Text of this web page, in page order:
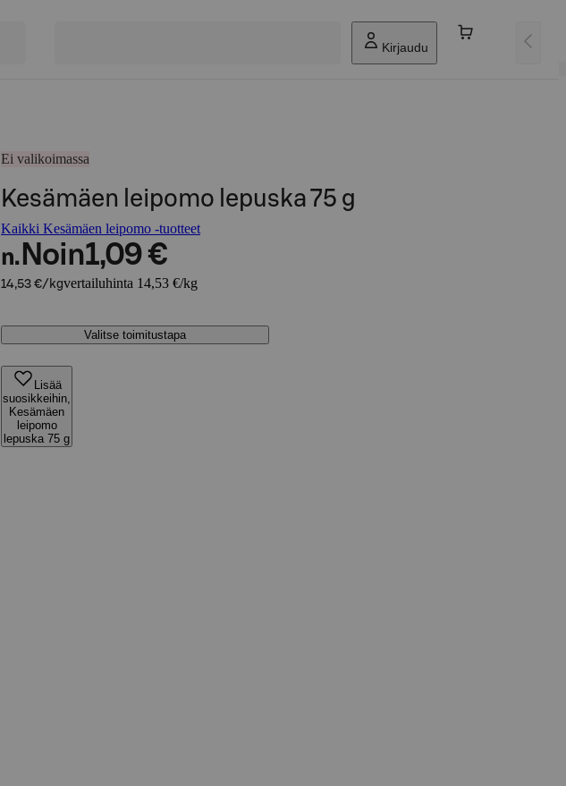
Kirjaudu
Ei valikoimassa
Kesämäen leipomo lepuska 75 g
Kaikki Kesämäen leipomo -tuotteet
n. Noin1,09 €
14,53 €/kgvertailuhinta 14,53 €/kg
Valitse toimitustapa
Lisää
suosikkeihin,
Kesämäen
leipomo
lepuska 75 g